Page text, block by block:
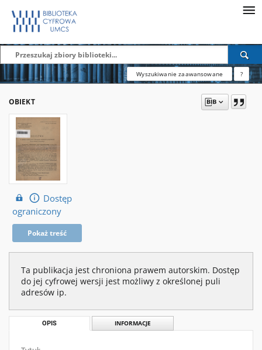
Wyszukiwanie zaawansowane ?
OBIEKT
Dostęp
ograniczony
Pokaż treść
Ta publikacja jest chroniona prawem autorskim. Dostęp
do jej cyfrowej wersji jest możliwy z określonej puli
adresów ip.
OPIS INFORMACJE